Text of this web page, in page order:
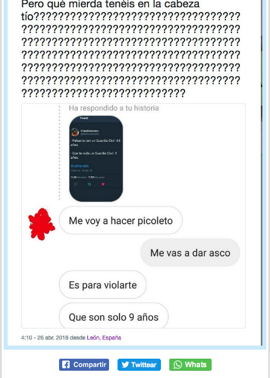
El comentario de un despojo humano tras conocer la
sentencia de La Manada, por @_yonkilatas
por anti el 27 abr 2018, 12:48